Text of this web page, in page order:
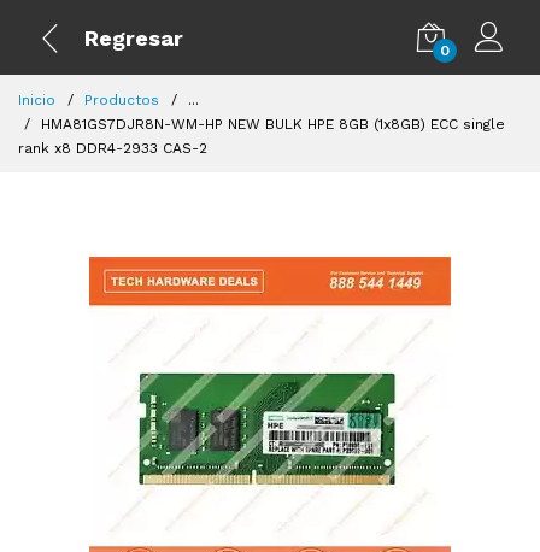
Regresar
0
Inicio Productos
...
HMA81GS7DJR8N-WM-HP NEW BULK HPE 8GB (1x8GB) ECC single
rank x8 DDR4-2933 CAS-2